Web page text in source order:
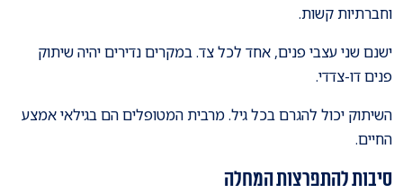
וחברתיות קשות.
ישנם שני עצבי פנים, אחד לכל צד. במקרים נדירים יהיה שיתוק
פנים דו-צדדי.
השיתוק יכול להגרם בכל גיל. מרבית המטופלים הם בגילאי אמצע
החיים.
סיבות להתפרצות המחלה